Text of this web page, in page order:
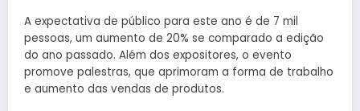
A expectativa de público para este ano é de 7 mil
pessoas, um aumento de 20% se comparado a edição
do ano passado. Além dos expositores, o evento
promove palestras, que aprimoram a forma de trabalho
e aumento das vendas de produtos.